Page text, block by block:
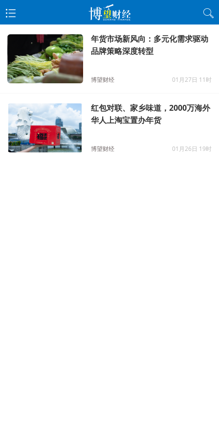
年货市场新风向：多元化需求驱动
品牌策略深度转型
博望财经 01月27日 11时
红包对联、家乡味道，2000万海外
华人上淘宝置办年货
博望财经 01月26日 19时